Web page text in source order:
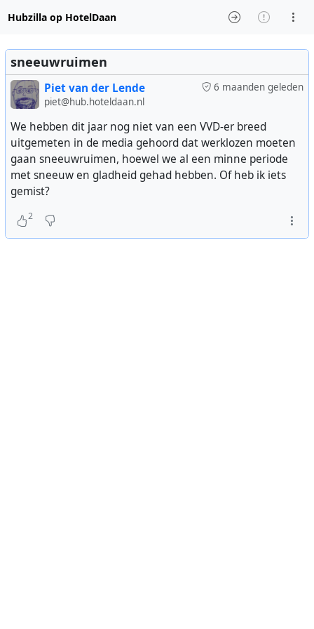
Hubzilla op HotelDaan
sneeuwruimen
6 maanden geleden
Piet van der Lende
piet@hub.hoteldaan.nl
We hebben dit jaar nog niet van een VVD-er breed
uitgemeten in de media gehoord dat werklozen moeten
gaan sneeuwruimen, hoewel we al een minne periode
met sneeuw en gladheid gehad hebben. Of heb ik iets
gemist?
2